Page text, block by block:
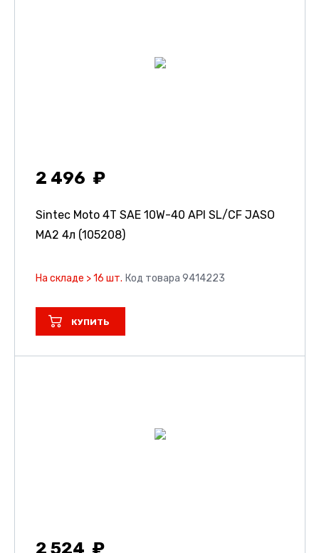
2 496
Sintec Moto 4T SAE 10W-40 API SL/CF JASO
MA2 4л (105208)
На складе > 16 шт. Код товара 9414223
КУПИТЬ
2 524